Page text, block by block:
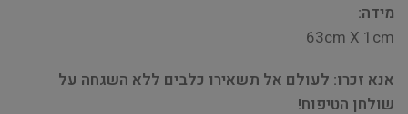
מידה:
63cm X 1cm
אנא זכרו: לעולם אל תשאירו כלבים ללא השגחה על
שולחן הטיפוח!